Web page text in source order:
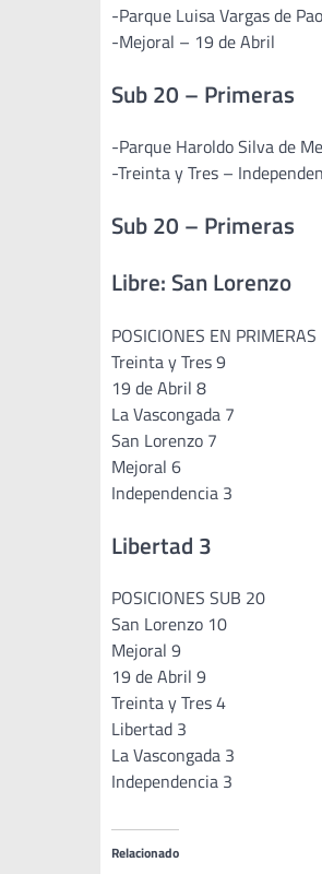
-Parque Luisa Vargas de
-Mejoral – 19 de Abril
Sub 20 – Primeras
-Parque Haroldo Silva de
-Treinta y Tres –
Sub 20 – Primeras
Libre: San Lorenzo
POSICIONES EN PRIMERAS
Treinta y Tres 9
19 de Abril 8
La Vascongada 7
San Lorenzo 7
Mejoral 6
Independencia 3
Libertad 3
POSICIONES SUB 20
San Lorenzo 10
Mejoral 9
19 de Abril 9
Treinta y Tres 4
Libertad 3
La Vascongada 3
Independencia 3
Relacionado